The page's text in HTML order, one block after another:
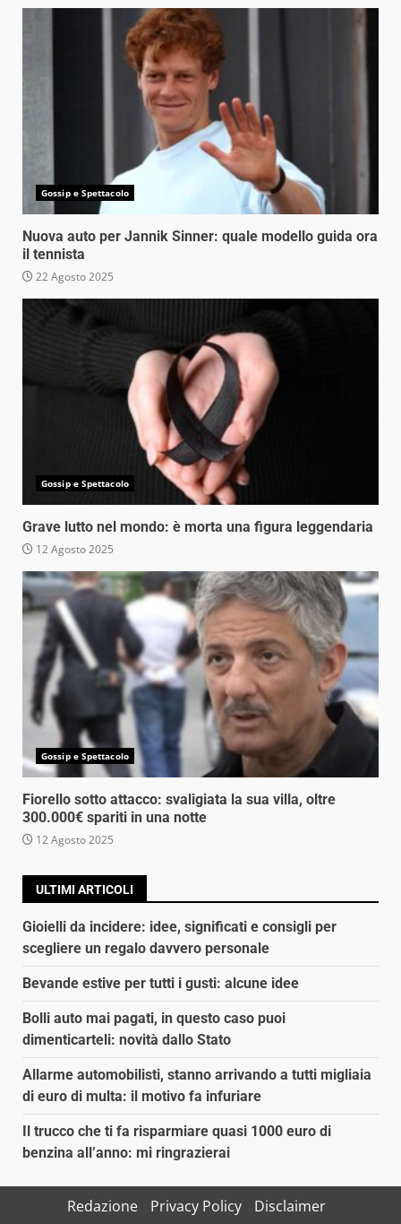
Gossip e Spettacolo
Nuova auto per Jannik Sinner: quale modello guida ora
il tennista
22 Agosto 2025
Gossip e Spettacolo
Grave lutto nel mondo: è morta una figura leggendaria
12 Agosto 2025
Gossip e Spettacolo
Fiorello sotto attacco: svaligiata la sua villa, oltre
300.000€ spariti in una notte
12 Agosto 2025
ULTIMI ARTICOLI
Gioielli da incidere: idee, significati e consigli per
scegliere un regalo davvero personale
Bevande estive per tutti i gusti: alcune idee
Bolli auto mai pagati, in questo caso puoi
dimenticarteli: novità dallo Stato
Allarme automobilisti, stanno arrivando a tutti migliaia
di euro di multa: il motivo fa infuriare
Il trucco che ti fa risparmiare quasi 1000 euro di
benzina all’anno: mi ringrazierai
Redazione Privacy Policy Disclaimer